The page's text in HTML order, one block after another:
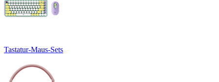
Tastatur-Maus-Sets